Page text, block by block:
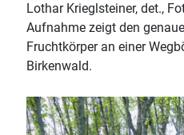
Lothar Krieglsteiner, det.,
Aufnahme zeigt den
Fruchtkörper an einer
Birkenwald.